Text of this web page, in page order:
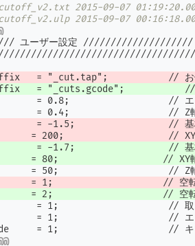
--- 2_drill_holes_cutoff_v2.txt	2015-09-07
+++ 2_drill_holes_cutoff_v2.ulp	2015-09-
ーザー設定 ////////////////////
= "_cut.tap";           // お使いの
= "_cuts.gcode";           // お使い
= 0.8;                  // エンドミル
= -1.5;                 // 基板の厚
= 200;                   // XY軸のF
= -1.7;                 // 基板の厚
= 80;                   // XY軸のF値
-real
+real
= 1;                    // 取り付け穴の
= 1;                    // エンドミル